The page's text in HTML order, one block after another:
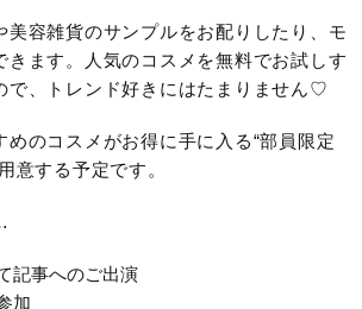
美容雑貨のサンプルをお配りしたり、モ
きます。人気のコスメを無料でお試しす
で、トレンド好きにはたまりません♡
めのコスメがお得に手に入る“部員限定
意する予定です。
記事へのご出演
加